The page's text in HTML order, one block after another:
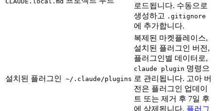
로드됩니다. 수동으로
생성하고 .gitignore
에 추가합니다.
설치된 플러그인 ~/.claude/plugins
복제된 마켓플레이스,
설치된 플러그인 버전,
플러그인별 데이터로,
claude plugin 명령으
로 관리됩니다. 고아 버
전은 플러그인 업데이
트 또는 제거 후 7일 후
에 삭제됩니다. 플러그